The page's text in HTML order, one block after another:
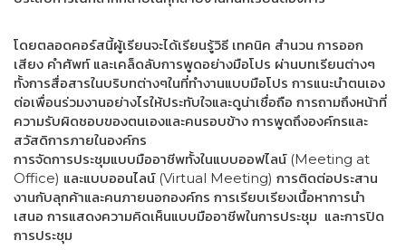
โดยตลอดคอร์สนี้ผู้เรียนจะได้เรียนรู้วิธี เทคนิค สำนวน การออก
เสียง คำศัพท์ และเคล็ดลับการพูดอย่างมือโปร ผ่านบทเรียนต่างๆ
ทั้งการสื่อสารในบริบทต่างๆในที่ทำงานแบบมือโปร การแนะนำตนเอง
ต่อเพื่อนร่วมงานอย่างไรให้ประทับใจและดูน่าเชื่อถือ การถามถึงหน้าที่
ความรับผิดชอบของตนเองและคนรอบข้าง การพูดถึงองค์กรและ
สวัสดิการภายในองค์กร
การจัดการประชุมแบบมืออาชีพทั้งในแบบออฟไลน์ (Meeting at
Office) และแบบออนไลน์ (Virtual Meeting) การติดต่อประสาน
งานกับลุกค้าและคนภายนอกองค์กร การเรียบเรียงเนื้อหาการนำ
เสนอ การแสดงความคิดเห็นแบบมืออาชีพในการประชุม และการปิด
การประชุม